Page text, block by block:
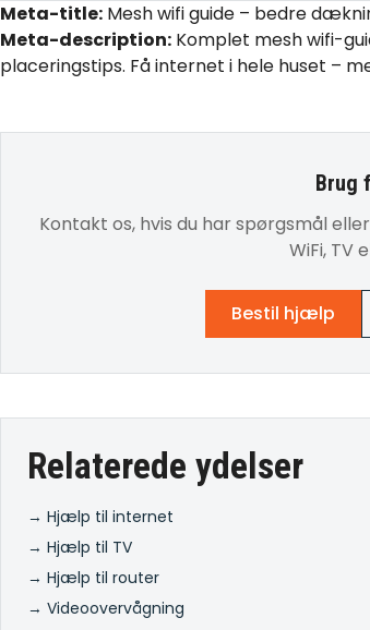
Meta-title: Mesh wifi guide – bedre
Meta-description: Komplet mesh wifi-
placeringstips. Få internet i hele huset –
Brug
Kontakt os, hvis du har spørgsmål
WiFi, TV
Bestil hjælp
Relaterede ydelser
→ Hjælp til internet
→ Hjælp til TV
→ Hjælp til router
→ Videoovervågning